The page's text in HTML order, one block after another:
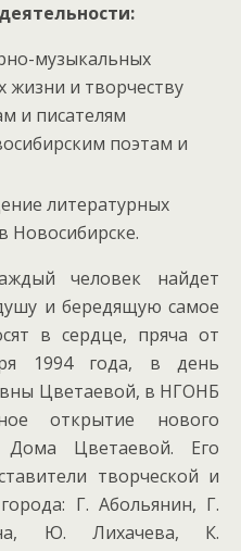
музыкальных
жизни и творчеству
и писателям
поэтам и
литературных
Новосибирске.
человек найдет
и бередящую самое
в сердце, пряча от
1994 года, в день
Цветаевой, в НГОНБ
открытие нового
Дома Цветаевой. Его
творческой и
Г. Абольянин, Г.
Ю. Лихачева, К.